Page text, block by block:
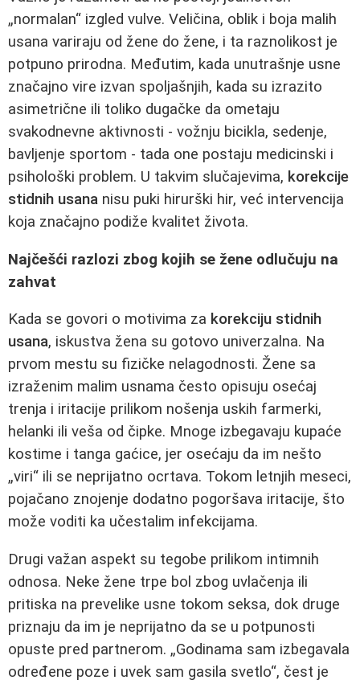
„normalan“ izgled vulve. Veličina, oblik i boja malih
usana variraju od žene do žene, i ta raznolikost je
potpuno prirodna. Međutim, kada unutrašnje usne
značajno vire izvan spoljašnjih, kada su izrazito
asimetrične ili toliko dugačke da ometaju
svakodnevne aktivnosti - vožnju bicikla, sedenje,
bavljenje sportom - tada one postaju medicinski i
psihološki problem. U takvim slučajevima, korekcije
stidnih usana nisu puki hirurški hir, već intervencija
koja značajno podiže kvalitet života.
Najčešći razlozi zbog kojih se žene odlučuju na
zahvat
Kada se govori o motivima za korekciju stidnih
usana, iskustva žena su gotovo univerzalna. Na
prvom mestu su fizičke nelagodnosti. Žene sa
izraženim malim usnama često opisuju osećaj
trenja i iritacije prilikom nošenja uskih farmerki,
helanki ili veša od čipke. Mnoge izbegavaju kupaće
kostime i tanga gaćice, jer osećaju da im nešto
„viri“ ili se neprijatno ocrtava. Tokom letnjih meseci,
pojačano znojenje dodatno pogoršava iritacije, što
može voditi ka učestalim infekcijama.
Drugi važan aspekt su tegobe prilikom intimnih
odnosa. Neke žene trpe bol zbog uvlačenja ili
pritiska na prevelike usne tokom seksa, dok druge
priznaju da im je neprijatno da se u potpunosti
opuste pred partnerom. „Godinama sam izbegavala
određene poze i uvek sam gasila svetlo“, čest je